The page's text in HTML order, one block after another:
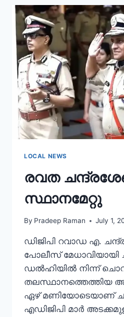
LOCAL NEWS
രവത
സ്ഥാനമേറ്റു
By Pradeep Raman July 1,
ഡിജിപി റവാഡ എ.
പോലീസ് മേധാവിയായി
ഡല്‍ഹിയില്‍ നിന്ന്
തലസ്ഥാനത്തെത്തിയ
ഏഴ് മണിയോടെയാണ്
എഡിജിപി മാർ